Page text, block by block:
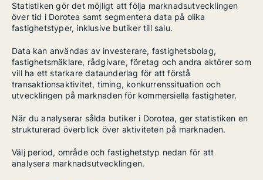
Statistiken gör det möjligt att följa marknadsutvecklingen
över tid i Dorotea samt segmentera data på olika
fastighetstyper, inklusive butiker till salu.
Data kan användas av investerare, fastighetsbolag,
fastighetsmäklare, rådgivare, företag och andra aktörer som
vill ha ett starkare dataunderlag för att förstå
transaktionsaktivitet, timing, konkurrenssituation och
utvecklingen på marknaden för kommersiella fastigheter.
När du analyserar sålda butiker i Dorotea, ger statistiken en
strukturerad överblick över aktiviteten på marknaden.
Välj period, område och fastighetstyp nedan för att
analysera marknadsutvecklingen.